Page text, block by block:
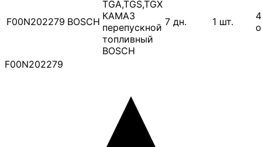
F00N202279 BOSCH
TGA,TGS,TGX
КАМАЗ
перепускной
топливный
BOSCH
7 дн. 1 шт.
F00N202279